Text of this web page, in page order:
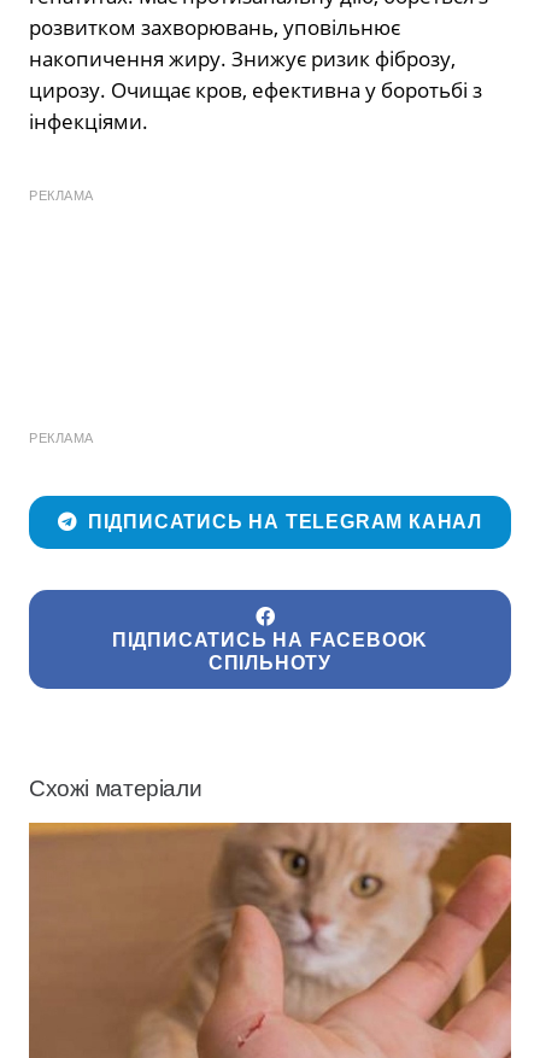
розвитком захворювань, уповільнює
накопичення жиру. Знижує ризик фіброзу,
цирозу. Очищає кров, ефективна у боротьбі з
інфекціями.
РЕКЛАМА
РЕКЛАМА
ПІДПИСАТИСЬ НА TELEGRAM КАНАЛ
ПІДПИСАТИСЬ НА FACEBOOK
СПІЛЬНОТУ
Схожі матеріали